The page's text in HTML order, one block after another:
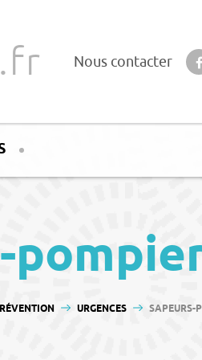
Nous contacter
URGENCES SAPEURS-